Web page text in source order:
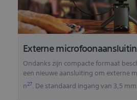
Externe
Ondanks zijn compacte formaat
een nieuwe aansluiting om externe
n27. De standaard ingang van 3,5 mm